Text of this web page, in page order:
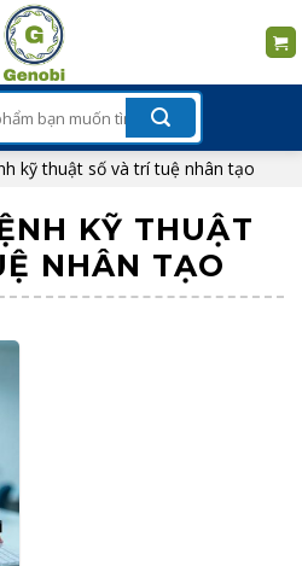
kỹ thuật số và trí tuệ nhân tạo
KỸ THUẬT
NHÂN TẠO